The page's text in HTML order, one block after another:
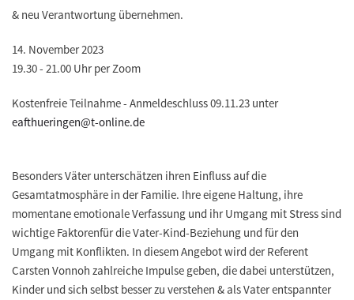
& neu Verantwortung übernehmen.
14. November 2023
19.30 - 21.00 Uhr per Zoom
Kostenfreie Teilnahme - Anmeldeschluss 09.11.23 unter
eafthueringen@t-online.de
Besonders Väter unterschätzen ihren Einfluss auf die
Gesamtatmosphäre in der Familie. Ihre eigene Haltung, ihre
momentane emotionale Verfassung und ihr Umgang mit Stress sind
wichtige Faktorenfür die Vater-Kind-Beziehung und für den
Umgang mit Konflikten. In diesem Angebot wird der Referent
Carsten Vonnoh zahlreiche Impulse geben, die dabei unterstützen,
Kinder und sich selbst besser zu verstehen & als Vater entspannter